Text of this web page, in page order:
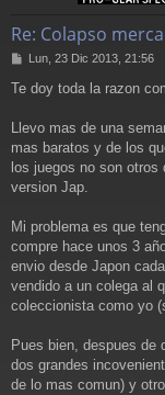
Re: Colapso
M
n
a
e
Lun, 23 Dic 2013, 21:56
Te doy toda la razon
Llevo mas de una
mas baratos y de los
los juegos no son
version Jap.
Mi problema es que
compre hace unos 3
envio desde Japon
vendido a un colega al
coleccionista como yo
Pues bien, despues de
dos grandes
de lo mas comun) y